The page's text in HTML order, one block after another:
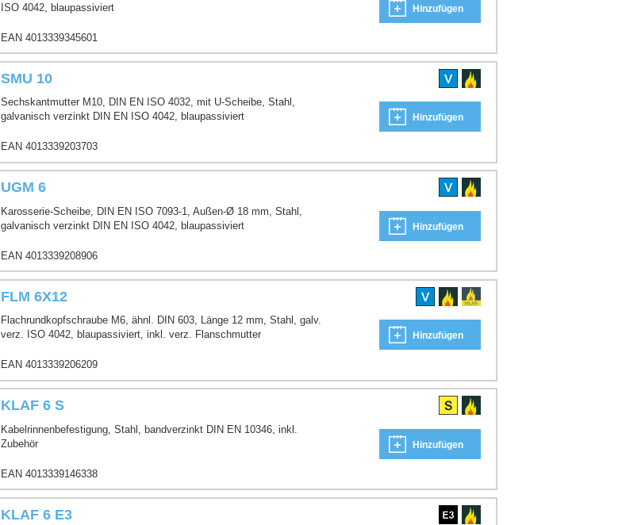
ISO 4042, blaupassiviert
Hinzufügen
EAN 4013339345601
SMU 10
Sechskantmutter M10, DIN EN ISO 4032, mit U-Scheibe, Stahl,
galvanisch verzinkt DIN EN ISO 4042, blaupassiviert
Hinzufügen
EAN 4013339203703
UGM 6
Karosserie-Scheibe, DIN EN ISO 7093-1, Außen-Ø 18 mm, Stahl,
galvanisch verzinkt DIN EN ISO 4042, blaupassiviert
Hinzufügen
EAN 4013339208906
FLM 6X12
Flachrundkopfschraube M6, ähnl. DIN 603, Länge 12 mm, Stahl, galv.
verz. ISO 4042, blaupassiviert, inkl. verz. Flanschmutter
Hinzufügen
EAN 4013339206209
KLAF 6 S
Kabelrinnenbefestigung, Stahl, bandverzinkt DIN EN 10346, inkl.
Zubehör
Hinzufügen
EAN 4013339146338
KLAF 6 E3